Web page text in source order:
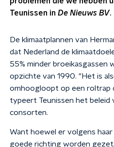
Teunissen in De Nieuws BV.
De klimaatplannen van
dat Nederland de
55% minder
opzichte van 1990. "Het is
omhoogloopt op een roltrap
typeert Teunissen het beleid
consorten.
Want hoewel er volgens
goede richting worden